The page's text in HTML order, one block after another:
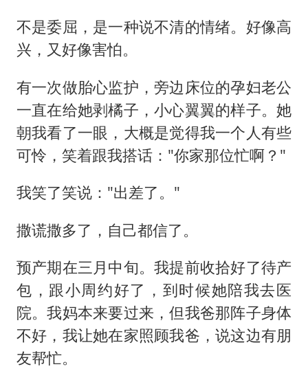
不是委屈，是一种说不清的情绪。好像高
兴，又好像害怕。
有一次做胎心监护，旁边床位的孕妇老公
一直在给她剥橘子，小心翼翼的样子。她
朝我看了一眼，大概是觉得我一个人有些
可怜，笑着跟我搭话："你家那位忙啊？"
我笑了笑说："出差了。"
撒谎撒多了，自己都信了。
预产期在三月中旬。我提前收拾好了待产
包，跟小周约好了，到时候她陪我去医
院。我妈本来要过来，但我爸那阵子身体
不好，我让她在家照顾我爸，说这边有朋
友帮忙。